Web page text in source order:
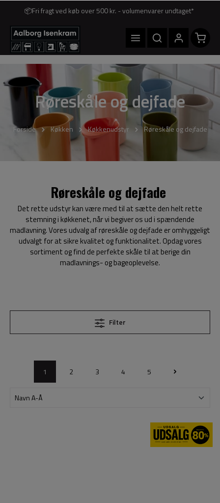
📦Fri fragt ved køb over 500 kr. - volumenvarer undtaget*
Røreskåle og dejfade
Forside Køkken Køkkenudstyr Røreskåle og dejfade
Røreskåle og dejfade
Det rette udstyr kan være med til at sætte den helt rette
stemning i køkkenet, når vi begiver os ud i spændende
madlavning. Vores udvalg af røreskåle og dejfade er omhyggeligt
udvalgt for at sikre kvalitet og funktionalitet. Opdag vores
sortiment og find de perfekte skåle til at berige din
madlavnings- og bageoplevelse.
Filter
1 2 3 4 5